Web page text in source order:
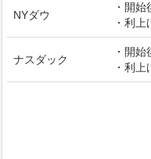
NYダウ
・開
・利
ナスダック
・開
・利